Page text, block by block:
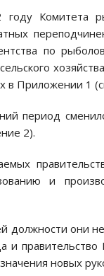
Комитета
по
в Приложении 1
период
2).
и
должности они
и
новых